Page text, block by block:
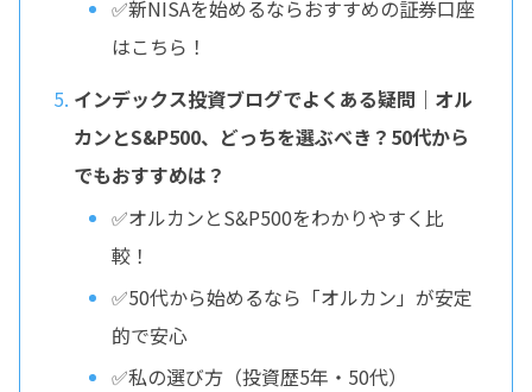
✅新NISAを始めるならおすすめの証券口座
はこちら！
インデックス投資ブログでよくある疑問｜オル
カンとS&P500、どっちを選ぶべき？50代から
でもおすすめは？
✅オルカンとS&P500をわかりやすく比
較！
✅50代から始めるなら「オルカン」が安定
的で安心
✅私の選び方（投資歴5年・50代）